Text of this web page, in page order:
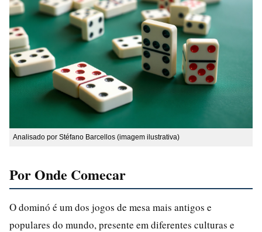
Analisado por Stéfano Barcellos (imagem ilustrativa)
Por Onde Comecar
O dominó é um dos jogos de mesa mais antigos e
populares do mundo, presente em diferentes culturas e